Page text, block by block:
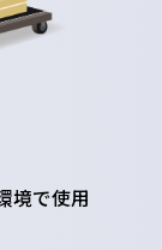
境で使用